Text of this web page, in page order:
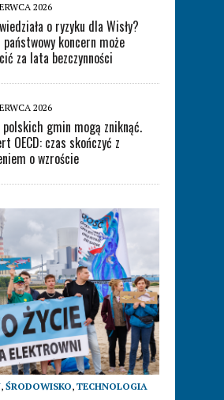
2026
o ryzyku dla Wisły?
państwowy koncern może
za lata bezczynności
2026
gmin mogą zniknąć.
OECD: czas skończyć z
o wzroście
,ŚRODOWISKO,TECHNOLOGIA